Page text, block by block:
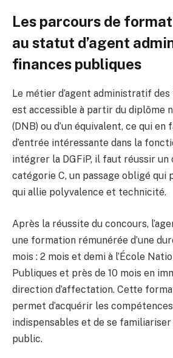
Les parcours de
au statut d’agent
finances publiques
Le métier d’agent administratif
est accessible à partir du diplôme
(DNB) ou d’un équivalent, ce qui
d’entrée intéressante dans la
intégrer la DGFiP, il faut réussir un
catégorie C, un passage obligé qui
qui allie polyvalence et technicité.
Après la réussite du concours,
une formation rémunérée d’une
mois : 2 mois et demi à l’École
Publiques et près de 10 mois en
direction d’affectation. Cette
permet d’acquérir les
indispensables et de se
public.